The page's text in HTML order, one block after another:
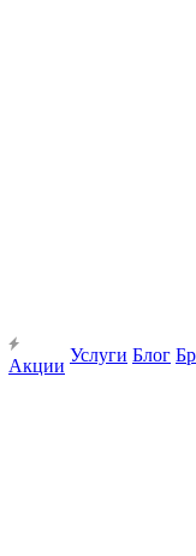
Акции
Услуги Блог